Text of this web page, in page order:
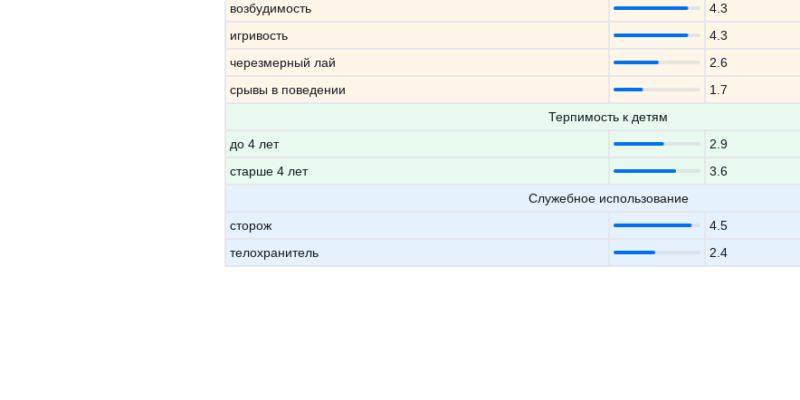
возбудимость
4.3
игривость
4.3
черезмерный лай
2.6
срывы в поведении
1.7
Терпимость к детям
до 4 лет
2.9
старше 4 лет
3.6
Служебное использование
сторож
4.5
телохранитель
2.4